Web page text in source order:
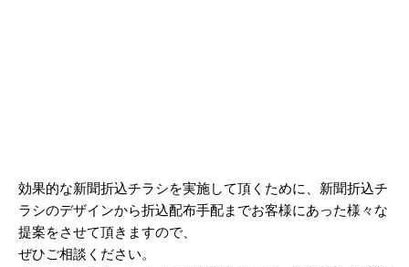
2023/06
2023/05
2023/04
効果的な新聞折込チラシを実施して頂くために、新聞折込チ
ラシのデザインから折込配布手配までお客様にあった様々な
提案をさせて頂きますので、
ぜひご相談ください。